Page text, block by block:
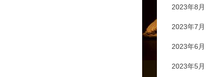
2023年8月
2023年7月
2023年6月
2023年5月